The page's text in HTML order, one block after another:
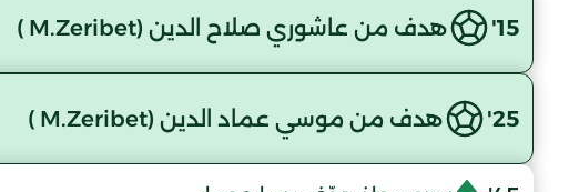
15' هدف من عاشوري صلاح الدين (M.Zeribet )
25' هدف من موسي عماد الدين (M.Zeribet )